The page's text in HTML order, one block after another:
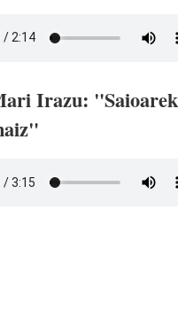
Irazu: